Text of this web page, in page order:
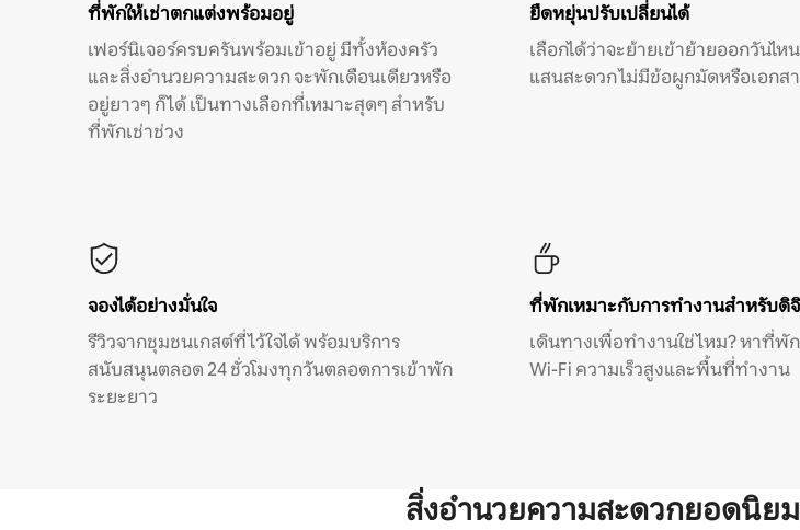
ที่พักให้เช่าตกแต่งพร้อมอยู่
เฟอร์นิเจอร์ครบครันพร้อมเข้าอยู่ มีทั้งห้องครัว
และสิ่งอำนวยความสะดวก จะพักเดือนเดียวหรือ
อยู่ยาวๆ ก็ได้ เป็นทางเลือกที่เหมาะสุดๆ สำหรับ
ที่พักเช่าช่วง
ยืดหยุ่นปรับเปลี่ยนได้
เลือกได้ว่าจะย้ายเข้าย้ายออกวันไห
แสนสะดวก ไม่มีข้อผูกมัดหรือเอกส
จองได้อย่างมั่นใจ
รีวิวจากชุมชนเกสต์ที่ไว้ใจได้ พร้อมบริการ
สนับสนุนตลอด 24 ชั่วโมงทุกวันตลอดการเข้าพัก
ระยะยาว
ที่พักเหมาะกับการทำงานสำหรับดิ
เดินทางเพื่อทำงานใช่ไหม? หาที่พั
Wi-Fi ความเร็วสูงและพื้นที่ทำงาน
สิ่งอำนวยความสะดวกยอดนิย